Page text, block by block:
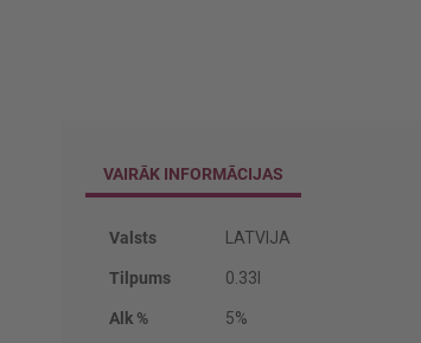
sākumuVAIRĀK INFORMĀCIJAS
Vairāk
Valsts LATVIJA
Tilpums 0.33l
Alk % 5%